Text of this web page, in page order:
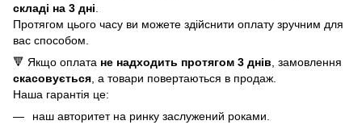
складі на 3 дні
Протягом цього часу ви можете здійснити оплату зручним для
вас способом.
🔻 Якщо оплата не надходить протягом 3 днів , замовлення
скасовується , а товари повертаються в продаж.
Наша гарантія це:
наш авторитет на ринку заслужений роками.